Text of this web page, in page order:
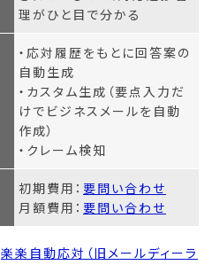
理がひと目で分かる
・応対履歴をもとに回答案の
自動生成
・カスタム生成（要点入力だ
けでビジネスメールを自動
作成）
・クレーム検知
初期費用： 要問い合わせ
月額費用： 要問い合わせ
楽楽自動応対（旧メールディーラ